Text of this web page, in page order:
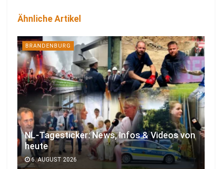
Ähnliche Artikel
BRANDENBURG
NL-Tagesticker: News, Infos & Videos von
heute
6. AUGUST 2026